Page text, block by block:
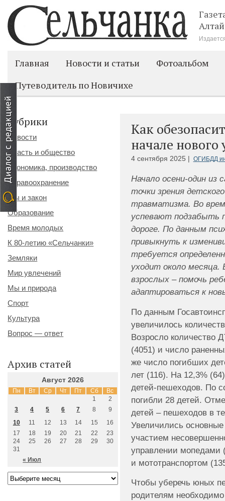
Главная Новости и статьи
Фотоальбом
Путеводитель по Новичихе
Как
начале нового
4 сентября 2025 | ОГИБДД
Начало осени-один из
точки зрения
травматизма. Во
успевают подзабыть
дороге. По данным
привыкнуть к
требуется
уходит около месяца.
взрослых – помочь
адаптироваться к
По данным
увеличилось
Возросло количество
(4051) и число
же число погибших
лет (116). На 12,3%
детей-пешеходов. По
погибли 28 детей.
детей – пешеходов в
Увеличились основные
участием
управлении мопедами
и мототранспортом
Чтобы уберечь юных
родителям
Рубрики
Новости
Власть и общество
Экономика, производство
Здравоохранение
Мы и закон
Образование
Время молодых
К 80-летию «Сельчанки»
Земляки
Мир увлечений
Мы и природа
Спорт
Культура
Вопрос — ответ
Архив статей
Август 2026
Пн Вт Ср Чт Пт Сб Вс
« Июл
1
2
3
4 5 6 7 8
9
10
11 12 13 14 15
16
17
18 19 20 21 22
23
24
25 26 27 28 29
30
31